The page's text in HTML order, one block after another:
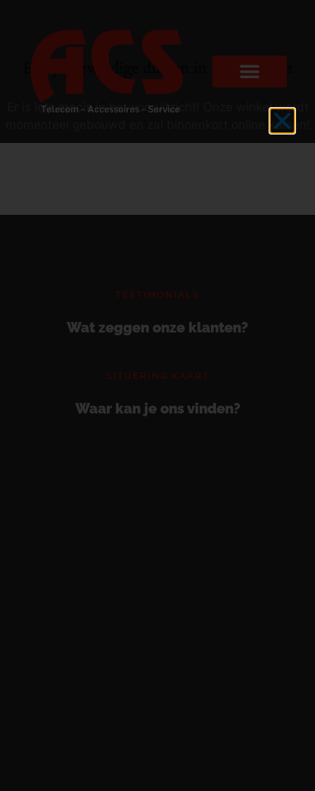
Er zijn geweldige dingen in het verschiet
Er is iets moois in het vooruitzicht! Onze winkel wordt
momenteel gebouwd en zal binnenkort online komen!
TESTIMONIALS
Wat zeggen onze klanten?
SITUERING KAART
Waar kan je ons vinden?